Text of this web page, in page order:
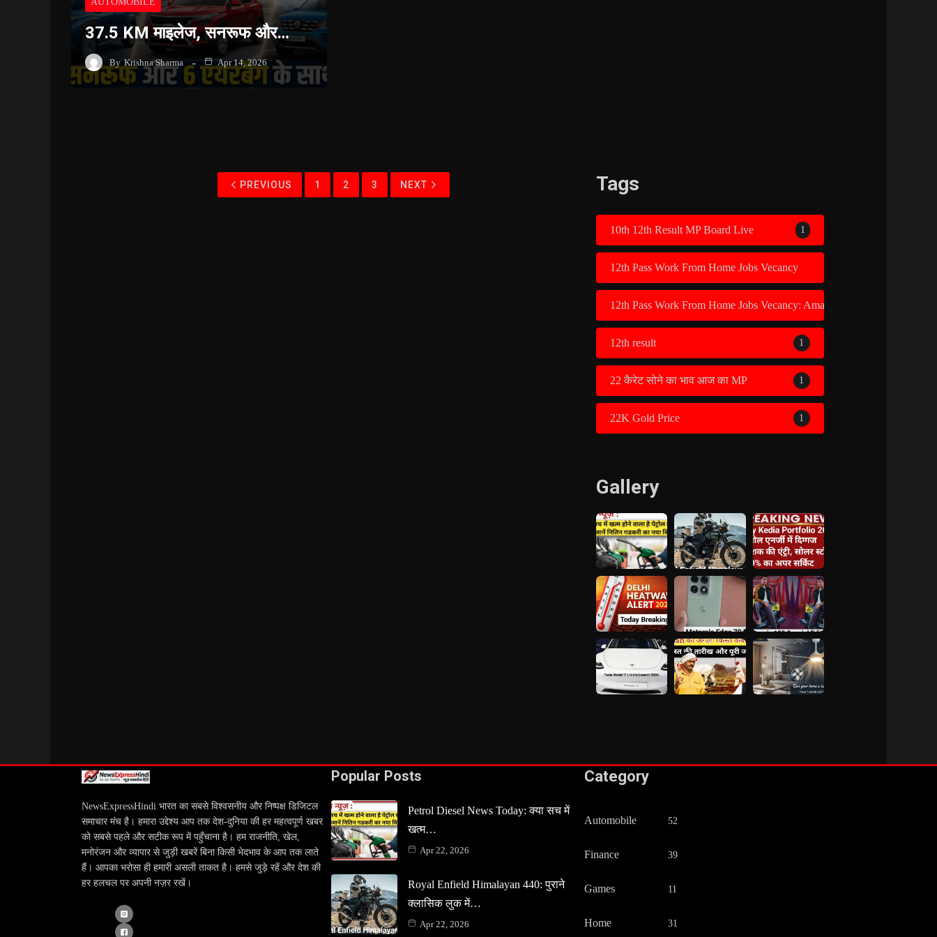
37.5 KM माइलेज, सनरूफ और…
By Krishna Sharma Apr 14, 2026
PREVIOUS 1 2 3 NEXT Tags
10th 12th Result MP Board Live 1
12th Pass Work From Home Jobs Vecancy
12th Pass Work From Home Jobs Vecancy: Amazon Recruitment 2026
12th result 1
22 कैरेट सोने का भाव आज का MP 1
22K Gold Price 1
Gallery
NewsExpressHindi भारत का सबसे विश्वसनीय और निष्पक्ष डिजिटल
समाचार मंच है। हमारा उद्देश्य आप तक देश-दुनिया की हर महत्वपूर्ण खबर
को सबसे पहले और सटीक रूप में पहुँचाना है। हम राजनीति, खेल,
मनोरंजन और व्यापार से जुड़ी खबरें बिना किसी भेदभाव के आप तक लाते
हैं। आपका भरोसा ही हमारी असली ताकत है। हमसे जुड़े रहें और देश की
हर हलचल पर अपनी नज़र रखें।
Popular Posts
Petrol Diesel News Today: क्या सच में
खत्म…
Apr 22, 2026
Royal Enfield Himalayan 440: पुराने
क्लासिक लुक में…
Apr 22, 2026
Category
Automobile 52
Finance 39
Games 11
Home 31